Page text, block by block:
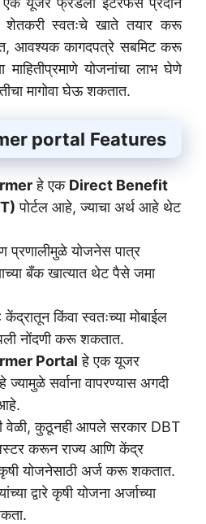
शेतकरी स्वतःचे खाते तयार करू
आवश्यक कागदपत्रे सबमिट करू
माहितीप्रमाणे योजनांचा लाभ घेणे
मागोवा घेऊ शकतात.
portal Features
हे एक Direct Benefit
पोर्टल आहे, ज्याचा अर्थ आहे थेट
प्रणालीमुळे योजनेस पात्र
बँक खात्यात थेट पैसे जमा
किंवा स्वतःच्या मोबाईल
नोंदणी करू शकतात.
Portal हे एक यूजर
सर्वाना वापरण्यास अगदी
वेळी, कुठूनही आपले सरकार DBT
करून राज्य आणि केंद्र
योजनेसाठी अर्ज करू शकतात.
द्वारे कृषी योजना अर्जाच्या